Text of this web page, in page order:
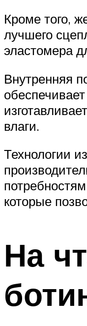
Кроме того,
лучшего
эластомера
Внутренняя
влаги.
Технологии
которые
На